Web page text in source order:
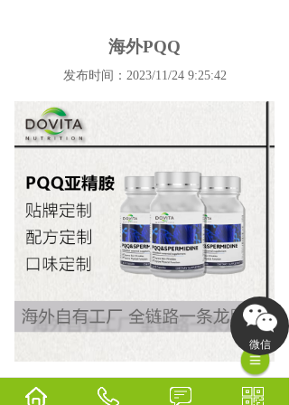
海外PQQ
发布时间：2023/11/24 9:25:42
海外PQQ ，进口海外保健品 ，OEM，海外代
微信